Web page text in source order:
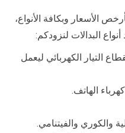
الأسعار وبكافة الأنواع،
البدالات لنزودكم:
التيار الكهربائي ليعمل
الهاتف.
والكوري والفيتنامي.